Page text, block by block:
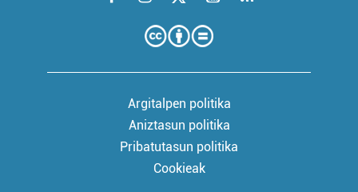
Argitalpen politika
Aniztasun politika
Pribatutasun politika
Cookieak